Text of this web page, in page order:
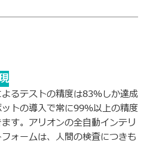
るテストの精度は83％しか達成
トの導入で常に99％以上の精度
す。アリオンの全自動インテリ
ォームは、人間の検査につきも